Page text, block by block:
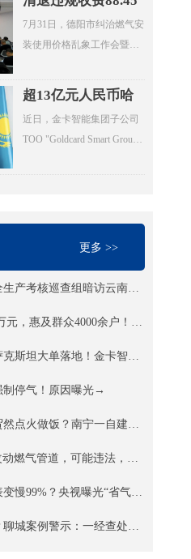
随机检查时发现，云南滇楚
液化气有限公司长润街液化
气瓶装供应站存在重大事故
供应站点，按规范要求存储
量不能超过1立方(15公斤钢
万元，惠及群众
4000余户！德阳市
7月31日，德阳市纠治燃气安
装使用价格乱象工作会暨惠
区八角井街道举行。四川省
住建厅城建处处长、厅信息
中心主任邓夏扬，派驻省住
建厅纪检监察组综合处处长
市燃气纠治工作情况。活动
现场，7个区（市、县）亮出
退费成绩，为7位退费群众代
表发放退费凭证，相关燃气
办理退费，以现金和转账形
式累计退费4.56万元。截至
费88.45万元，惠及群众4000
超13亿元人民币哈
萨克斯坦大单落
地！金卡智能国际
近日，金卡智能集团子公司
ТОО "Goldcard Smart Group
销售合同，订单总额折合人
中亚能源数字化赛道的标志
更多 >>
触目惊心！中央安全生产考核巡查组暗访云南：液化气瓶装供应站违规超量存储4倍以上
清退违规收费88.45万元，惠及群众4000余户！德阳市举行燃气纠治惠民退费集中发放仪式
超13亿元人民币哈萨克斯坦大单落地！金卡智能国际化战略迎来关键突破
制停气！原因曝光→
燃气泄漏没察觉，贸然点火做饭？南宁一自建房发生爆燃，一男子被烧伤！日常用气记住8要8不要
@燃气用户：擅自改动燃气管道，可能违法，甚至触犯刑法！
一块磁铁能让燃气表变慢99%？央视曝光“省气神器”骗局真相
心存侥幸偷盗燃气？聊城案例警示：一经查处绝不姑息